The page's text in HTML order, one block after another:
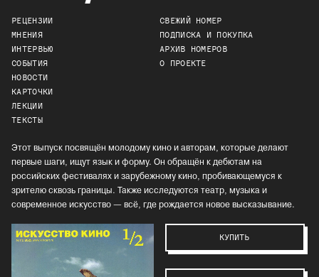
РЕЦЕНЗИИ
МНЕНИЯ
ИНТЕРВЬЮ
СОБЫТИЯ
НОВОСТИ
КАРТОЧКИ
ЛЕКЦИИ
ТЕКСТЫ
СВЕЖИЙ НОМЕР
ПОДПИСКА И ПОКУПКА
АРХИВ НОМЕРОВ
О ПРОЕКТЕ
Этот выпуск посвящён молодому кино и авторам, которые делают
первые шаги, ищут язык и форму. Он обращён к дебютам на
российских фестивалях и зарубежному кино, пробивающемуся к
зрителю сквозь границы. Также исследуются театр, музыка и
современное искусство — всё, где рождается новое высказывание.
КУПИТЬ